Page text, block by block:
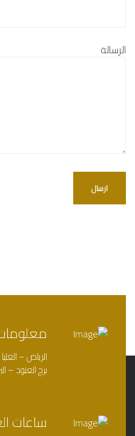
الرسالة
الرياض –
برج العنود –
ساعات